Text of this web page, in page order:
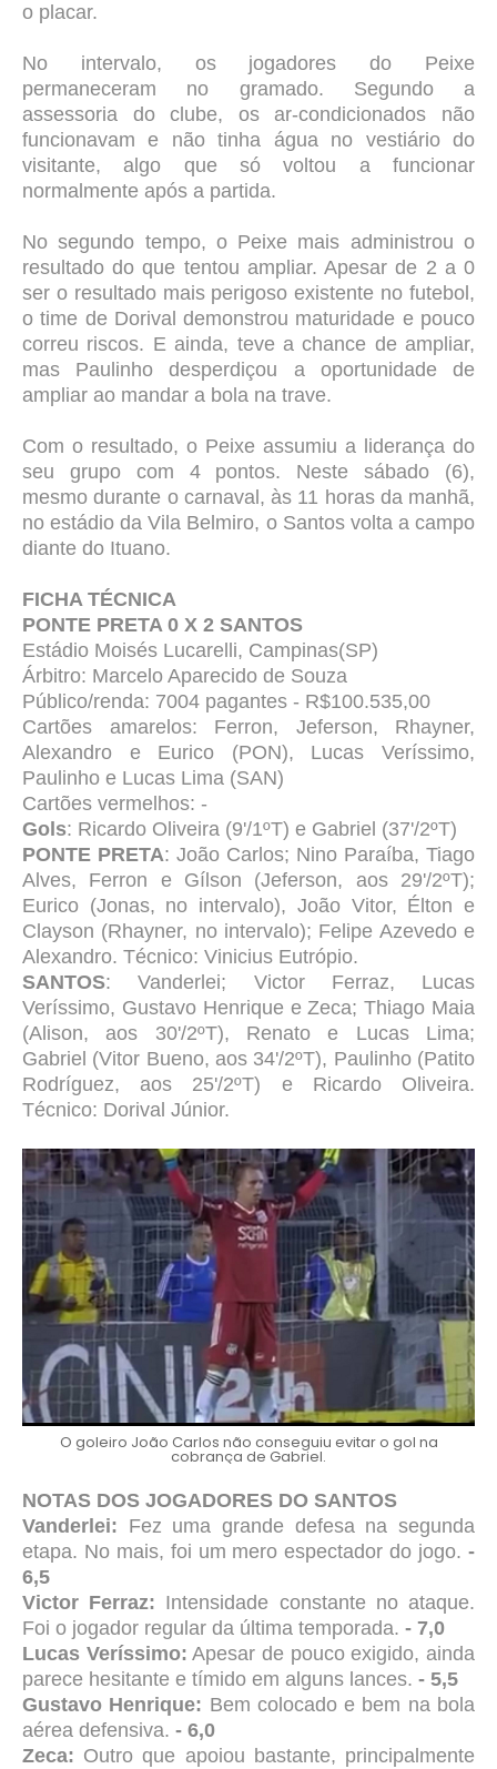
o placar.
No intervalo, os jogadores do Peixe
permaneceram no gramado. Segundo a
assessoria do clube, os ar-condicionados não
funcionavam e não tinha água no vestiário do
visitante, algo que só voltou a funcionar
normalmente após a partida.
No segundo tempo, o Peixe mais administrou o
resultado do que tentou ampliar. Apesar de 2 a 0
ser o resultado mais perigoso existente no futebol,
o time de Dorival demonstrou maturidade e pouco
correu riscos. E ainda, teve a chance de ampliar,
mas Paulinho desperdiçou a oportunidade de
ampliar ao mandar a bola na trave.
Com o resultado, o Peixe assumiu a liderança do
seu grupo com 4 pontos. Neste sábado (6),
mesmo durante o carnaval, às 11 horas da manhã,
no estádio da Vila Belmiro, o Santos volta a campo
diante do Ituano.
FICHA TÉCNICA
PONTE PRETA 0 X 2 SANTOS
Estádio Moisés Lucarelli, Campinas(SP)
Árbitro: Marcelo Aparecido de Souza
Público/renda: 7004 pagantes - R$100.535,00
Cartões amarelos: Ferron, Jeferson, Rhayner,
Alexandro e Eurico (PON), Lucas Veríssimo,
Paulinho e Lucas Lima (SAN)
Cartões vermelhos: -
Gols: Ricardo Oliveira (9'/1ºT) e Gabriel (37'/2ºT)
PONTE PRETA: João Carlos; Nino Paraíba, Tiago
Alves, Ferron e Gílson (Jeferson, aos 29'/2ºT);
Eurico (Jonas, no intervalo), João Vitor, Élton e
Clayson (Rhayner, no intervalo); Felipe Azevedo e
Alexandro. Técnico: Vinicius Eutrópio.
SANTOS: Vanderlei; Victor Ferraz, Lucas
Veríssimo, Gustavo Henrique e Zeca; Thiago Maia
(Alison, aos 30'/2ºT), Renato e Lucas Lima;
Gabriel (Vitor Bueno, aos 34'/2ºT), Paulinho (Patito
Rodríguez, aos 25'/2ºT) e Ricardo Oliveira.
Técnico: Dorival Júnior.
O goleiro João Carlos não conseguiu evitar o gol na
cobrança de Gabriel.
NOTAS DOS JOGADORES DO SANTOS
Vanderlei: Fez uma grande defesa na segunda
etapa. No mais, foi um mero espectador do jogo. -
6,5
Victor Ferraz: Intensidade constante no ataque.
Foi o jogador regular da última temporada. - 7,0
Lucas Veríssimo: Apesar de pouco exigido, ainda
parece hesitante e tímido em alguns lances. - 5,5
Gustavo Henrique: Bem colocado e bem na bola
aérea defensiva. - 6,0
Zeca: Outro que apoiou bastante, principalmente